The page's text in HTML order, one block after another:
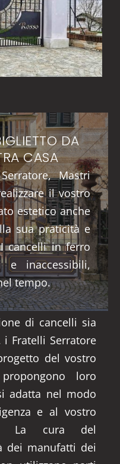
DA
CASA
Mastri
il vostro
estetico anche
sua praticità e
cancelli in ferro
e inaccessibili,
tempo.
di cancelli sia
Fratelli Serratore
del vostro
loro
adatta nel modo
e al vostro
La cura del
dei manufatti dei